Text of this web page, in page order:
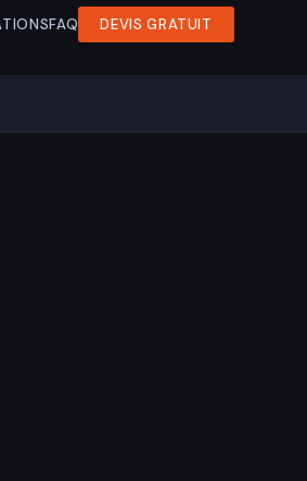
FAQ DEVIS GRATUIT